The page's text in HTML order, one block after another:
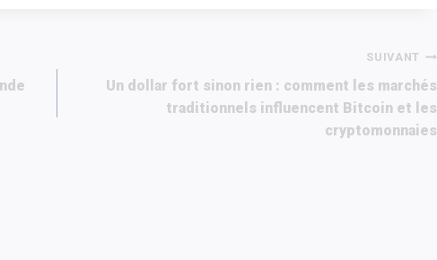
SUIVANT
Un dollar fort sinon rien : comment les marchés
traditionnels influencent Bitcoin et les
cryptomonnaies